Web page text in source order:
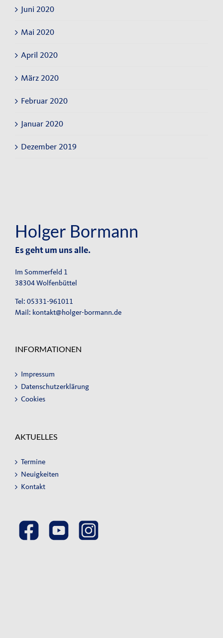
Juni 2020
Mai 2020
April 2020
März 2020
Februar 2020
Januar 2020
Dezember 2019
Holger Bormann
Es geht um uns alle.
Im Sommerfeld 1
38304 Wolfenbüttel
Tel: 05331-961011
Mail: kontakt@holger-bormann.de
INFORMATIONEN
Impressum
Datenschutzerklärung
Cookies
AKTUELLES
Termine
Neuigkeiten
Kontakt